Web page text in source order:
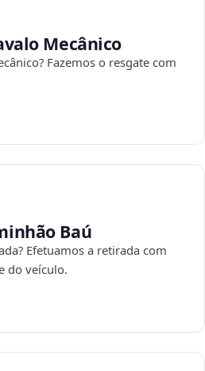
Mecânico
Fazemos o resgate com
Baú
Efetuamos a retirada com
do veículo.